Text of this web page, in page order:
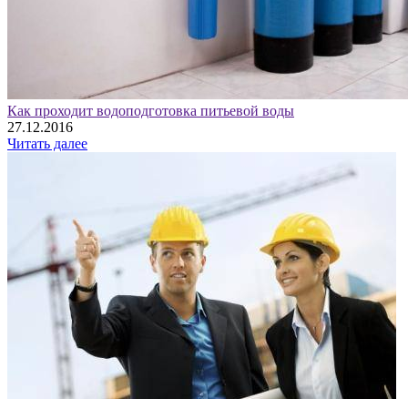
Как проходит водоподготовка питьевой воды
27.12.2016
Читать далее